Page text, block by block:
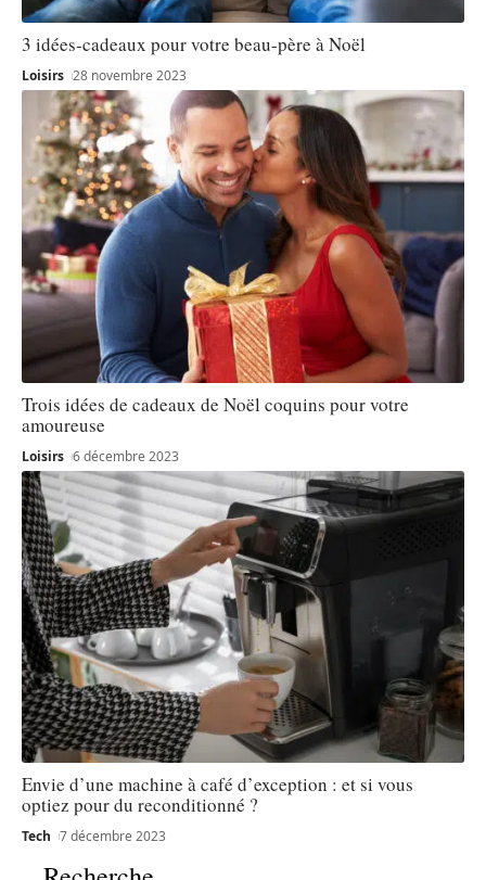
3 idées-cadeaux pour votre beau-père à Noël
Loisirs 28 novembre 2023
Trois idées de cadeaux de Noël coquins pour votre
amoureuse
Loisirs 6 décembre 2023
Envie d’une machine à café d’exception : et si vous
optiez pour du reconditionné ?
Tech 7 décembre 2023